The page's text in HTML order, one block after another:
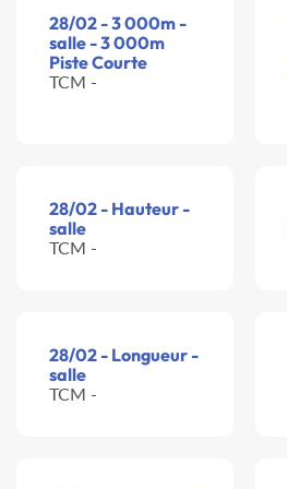
28/02 - 3 000m -
salle - 3 000m
Piste Courte
TCM -
28/02 - Hauteur -
salle
TCM -
28/02 - Longueur -
salle
TCM -